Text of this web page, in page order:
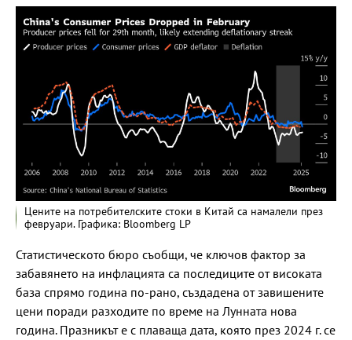
Цените на потребителските стоки в Китай са намалели през
февруари. Графика: Bloomberg LP
Статистическото бюро съобщи, че ключов фактор за
забавянето на инфлацията са последиците от високата
база спрямо година по-рано, създадена от завишените
цени поради разходите по време на Лунната нова
година. Празникът е с плаваща дата, която през 2024 г. се